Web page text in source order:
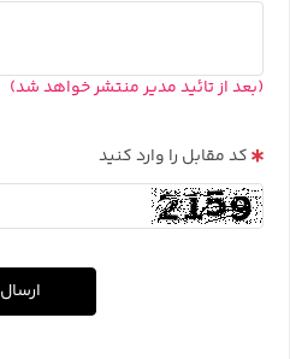
(بعد از تائید مدیر منتشر خواهد شد)
کد مقابل را وارد کنید
ارسال